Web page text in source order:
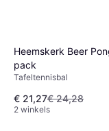
Heemskerk Beer
pack
Tafeltennisbal
€ 21,27€ 24,28
2 winkels